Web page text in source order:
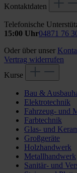
Kontaktdaten
Telefonische
15:00 Uhr04871 76
Oder über unser
Vertrag widerrufen
Kurse
Bau &
Elektrotechnik
Fahrzeug- und
Farbtechnik
Glas- und
Großgeräte
Holzhandwerk
Metallhandwerk
Sanitär- und